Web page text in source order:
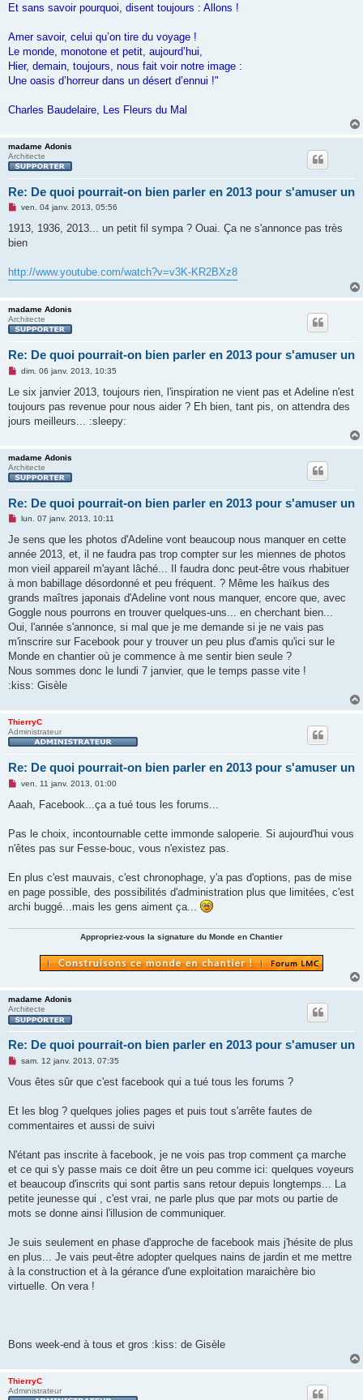
Et sans savoir pourquoi, disent toujours : Allons !
Amer savoir, celui qu’on tire du voyage !
Le monde, monotone et petit, aujourd’hui,
Hier, demain, toujours, nous fait voir notre image :
Une oasis d’horreur dans un désert d’ennui !"
Charles Baudelaire, Les Fleurs du Mal
madame Adonis
Architecte
Re: De quoi pourrait-on bien parler en 2013 pour s'amuser un
M
s
a
n
u
ven. 04 janv. 2013, 05:56
1913, 1936, 2013... un petit fil sympa ? Ouai. Ça ne s'annonce pas très
bien
http://www.youtube.com/watch?v=v3K-KR2BXz8
madame Adonis
Architecte
Re: De quoi pourrait-on bien parler en 2013 pour s'amuser un
M
s
a
g
o
n
l
u
dim. 06 janv. 2013, 10:35
Le six janvier 2013, toujours rien, l'inspiration ne vient pas et Adeline n'est
toujours pas revenue pour nous aider ? Eh bien, tant pis, on attendra des
jours meilleurs... :sleepy:
madame Adonis
Architecte
Re: De quoi pourrait-on bien parler en 2013 pour s'amuser un
M
s
a
g
n
o
l
u
lun. 07 janv. 2013, 10:11
Je sens que les photos d'Adeline vont beaucoup nous manquer en cette
année 2013, et, il ne faudra pas trop compter sur les miennes de photos
mon vieil appareil m'ayant lâché... Il faudra donc peut-être vous rhabituer
à mon babillage désordonné et peu fréquent. ? Même les haïkus des
grands maîtres japonais d'Adeline vont nous manquer, encore que, avec
Goggle nous pourrons en trouver quelques-uns... en cherchant bien...
Oui, l'année s'annonce, si mal que je me demande si je ne vais pas
m'inscrire sur Facebook pour y trouver un peu plus d'amis qu'ici sur le
Monde en chantier où je commence à me sentir bien seule ?
Nous sommes donc le lundi 7 janvier, que le temps passe vite !
:kiss: Gisèle
ThierryC
Administrateur
Re: De quoi pourrait-on bien parler en 2013 pour s'amuser un
M
s
g
n
l
u
ven. 11 janv. 2013, 01:00
Aaah, Facebook...ça a tué tous les forums...
Pas le choix, incontournable cette immonde saloperie. Si aujourd'hui vous
n'êtes pas sur Fesse-bouc, vous n'existez pas.
En plus c'est mauvais, c'est chronophage, y'a pas d'options, pas de mise
en page possible, des possibilités d'administration plus que limitées, c'est
archi buggé...mais les gens aiment ça...
Appropriez-vous la signature du Monde en Chantier
madame Adonis
Architecte
Re: De quoi pourrait-on bien parler en 2013 pour s'amuser un
M
s
g
n
l
u
sam. 12 janv. 2013, 07:35
Vous êtes sûr que c'est facebook qui a tué tous les forums ?
Et les blog ? quelques jolies pages et puis tout s'arrête fautes de
commentaires et aussi de suivi
N'étant pas inscrite à facebook, je ne vois pas trop comment ça marche
et ce qui s'y passe mais ce doit être un peu comme ici: quelques voyeurs
et beaucoup d'inscrits qui sont partis sans retour depuis longtemps... La
petite jeunesse qui , c'est vrai, ne parle plus que par mots ou partie de
mots se donne ainsi l'illusion de communiquer.
Je suis seulement en phase d'approche de facebook mais j'hésite de plus
en plus... Je vais peut-être adopter quelques nains de jardin et me mettre
à la construction et à la gérance d'une exploitation maraichère bio
virtuelle. On vera !
Bons week-end à tous et gros :kiss: de Gisèle
ThierryC
Administrateur